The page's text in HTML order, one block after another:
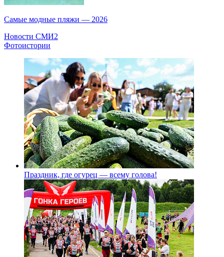
Самые модные пляжи — 2026
Новости СМИ2
Фотоистории
Праздник, где огурец — всему голова!